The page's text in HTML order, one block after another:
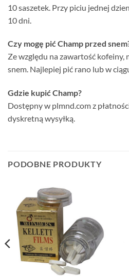
10 saszetek. Przy piciu jednej
10 dni.
Czy mogę pić Champ przed
Ze względu na zawartość kofeiny,
snem. Najlepiej pić rano lub w
Gdzie kupić Champ?
Dostępny w plmnd.com z
dyskretną wysyłką.
PODOBNE PRODUKTY